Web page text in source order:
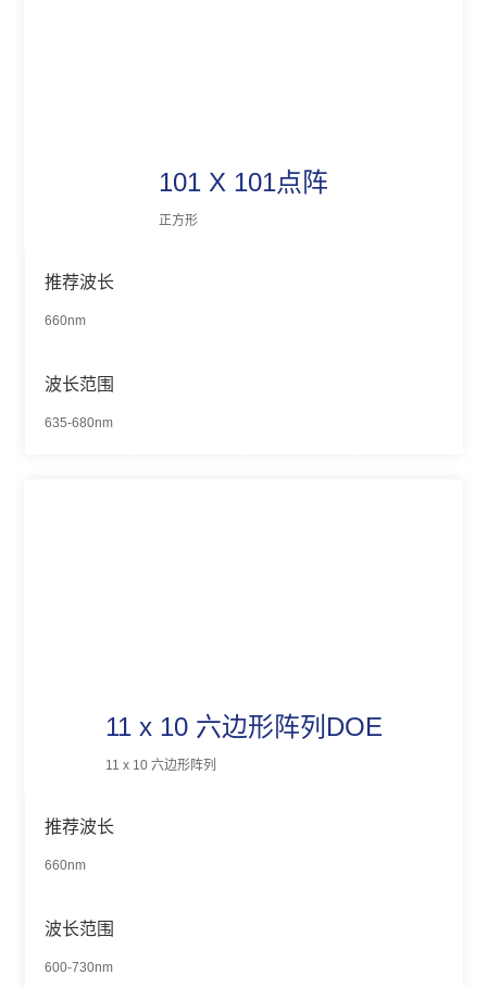
101 X 101点阵
正方形
推荐波长
660nm
波长范围
635-680nm
11 x 10 六边形阵列DOE
11 x 10 六边形阵列
推荐波长
660nm
波长范围
600-730nm